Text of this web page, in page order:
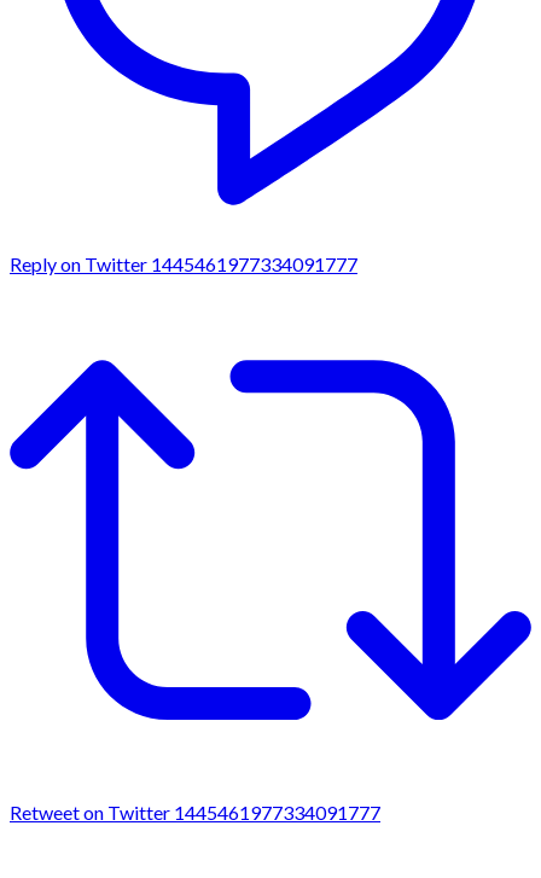
Reply on Twitter 1445461977334091777
Retweet on Twitter 1445461977334091777